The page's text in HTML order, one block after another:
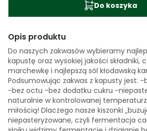
Do koszyka
Opis produktu
Do naszych zakwasów wybieramy
kapustę oraz wysokiej jakości składniki,
marchewkę i najlepszą sól kłodawską
Podsumowując zakwas z kapusty jest:
-bez octu -bez dodatku cukru -
naturalnie w kontrolowanej
miłością! Dlaczego nasze kiszonki
niepasteryzowane, czyli fermentacja